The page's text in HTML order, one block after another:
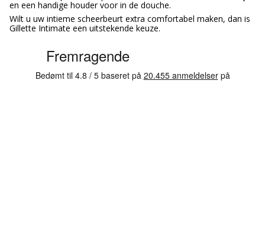
en een handige houder voor in de douche.
Wilt u uw intieme scheerbeurt extra comfortabel maken, dan is
Gillette Intimate een uitstekende keuze.